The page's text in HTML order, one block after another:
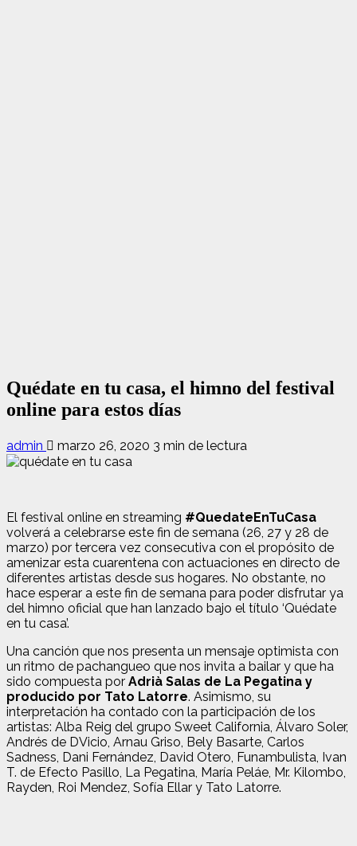
Quédate en tu casa, el himno del festival
online para estos días
admin marzo 26, 2020 3 min de lectura
El festival online en streaming #QuedateEnTuCasa
volverá a celebrarse este fin de semana (26, 27 y 28 de
marzo) por tercera vez consecutiva con el propósito de
amenizar esta cuarentena con actuaciones en directo de
diferentes artistas desde sus hogares. No obstante, no
hace esperar a este fin de semana para poder disfrutar ya
del himno oficial que han lanzado bajo el título ‘Quédate
en tu casa’.
Una canción que nos presenta un mensaje optimista con
un ritmo de pachangueo que nos invita a bailar y que ha
sido compuesta por Adrià Salas de La Pegatina y
producido por Tato Latorre. Asimismo, su
interpretación ha contado con la participación de los
artistas: Alba Reig del grupo Sweet California, Álvaro Soler,
Andrés de DVicio, Arnau Griso, Bely Basarte, Carlos
Sadness, Dani Fernández, David Otero, Funambulista, Ivan
T. de Efecto Pasillo, La Pegatina, María Peláe, Mr. Kilombo,
Rayden, Roi Mendez, Sofía Ellar y Tato Latorre.